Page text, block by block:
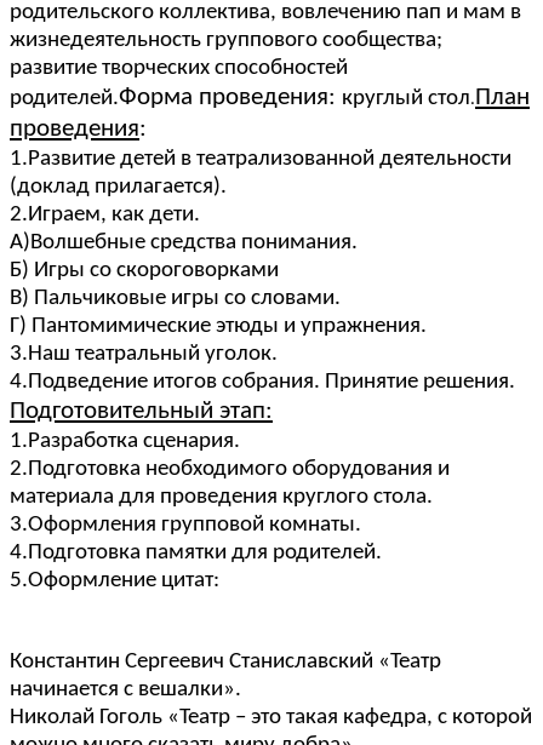
родительского коллектива, вовлечению пап и мам в
жизнедеятельность группового сообщества;
развитие творческих способностей
родителей.Форма проведения: круглый стол. План
проведения:
1.Развитие детей в театрализованной деятельности
(доклад прилагается).
2.Играем, как дети.
А)Волшебные средства понимания.
Б) Игры со скороговорками
В) Пальчиковые игры со словами.
Г) Пантомимические этюды и упражнения.
3.Наш театральный уголок.
4.Подведение итогов собрания. Принятие решения.
Подготовительный этап:
1.Разработка сценария.
2.Подготовка необходимого оборудования и
материала для проведения круглого стола.
3.Оформления групповой комнаты.
4.Подготовка памятки для родителей.
5.Оформление цитат:
Константин Сергеевич Станиславский «Театр
начинается с вешалки».
Николай Гоголь «Театр – это такая кафедра, с которой